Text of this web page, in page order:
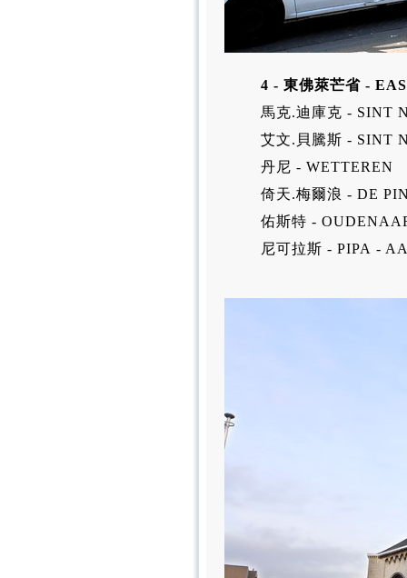
4 - 東佛萊芒省 -
馬克.迪庫克 - SINT
艾文.貝騰斯 - SINT
丹尼 - WETTEREN
倚天.梅爾浪 - DE
佑斯特 -
尼可拉斯 - PIPA -